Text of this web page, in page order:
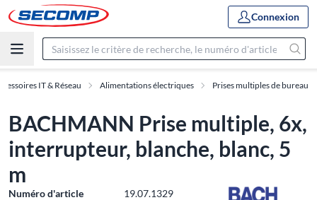
Connexion
IT & Réseau Alimentations électriques Prises multiples de bureau
BACHMANN Prise multiple, 6x,
interrupteur, blanche, blanc, 5
m
Numéro d'article
19.07.1329